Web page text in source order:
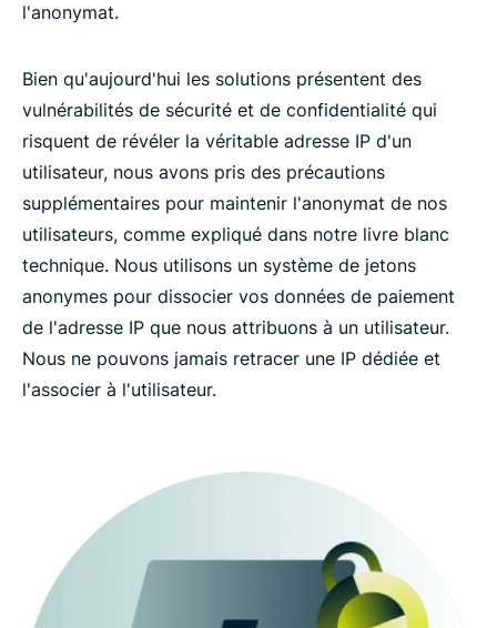
l'anonymat.
Bien qu'aujourd'hui les solutions présentent des
vulnérabilités de sécurité et de confidentialité qui
risquent de révéler la véritable adresse IP d'un
utilisateur, nous avons pris des précautions
supplémentaires pour maintenir l'anonymat de nos
utilisateurs, comme expliqué dans notre livre blanc
technique. Nous utilisons un système de jetons
anonymes pour dissocier vos données de paiement
de l'adresse IP que nous attribuons à un utilisateur.
Nous ne pouvons jamais retracer une IP dédiée et
l'associer à l'utilisateur.